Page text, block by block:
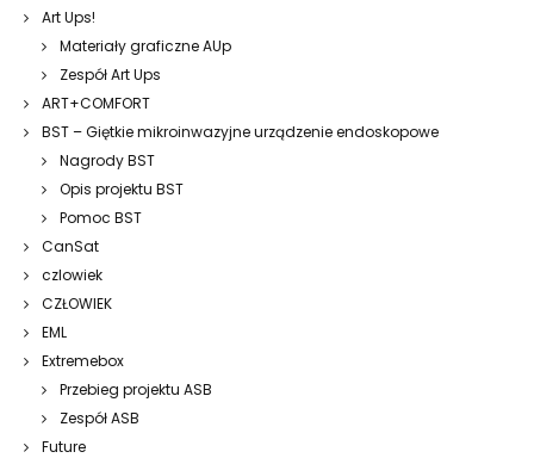
Art Ups!
Materiały graficzne AUp
Zespół Art Ups
ART+COMFORT
BST – Giętkie mikroinwazyjne urządzenie endoskopowe
Nagrody BST
Opis projektu BST
Pomoc BST
CanSat
czlowiek
CZŁOWIEK
EML
Extremebox
Przebieg projektu ASB
Zespół ASB
Future